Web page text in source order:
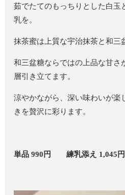
茹でたてのもっちりとした白玉
乳を。
抹茶蜜は上質な宇治抹茶と和三
和三盆糖ならではの上品な甘さ
層引き立てます。
涼やかながら、深い味わいが楽
きを贅沢に彩ります。
単品 990円 練乳添え 1,045円